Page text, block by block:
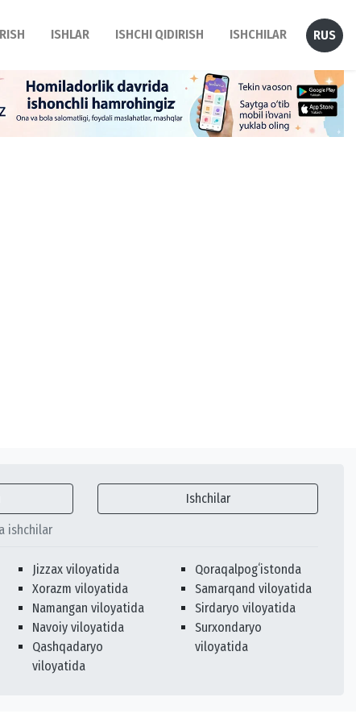
ISHLAR ISHCHI QIDIRISH ISHCHILAR RUS
Ishchilar
ishchilar
Jizzax viloyatida
Xorazm viloyatida
Namangan viloyatida
Navoiy viloyatida
Qashqadaryo
viloyatida
Qoraqalpogʻistonda
Samarqand viloyatida
Sirdaryo viloyatida
Surxondaryo
viloyatida